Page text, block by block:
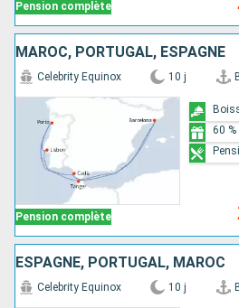
Pension complète
MAROC, PORTUGAL, ESPAGNE
Pension complète
Celebrity Equinox 10 j
60
ESPAGNE, PORTUGAL, MAROC
Celebrity Equinox 10 j